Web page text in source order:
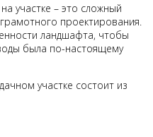
участке – это сложный
проектирования.
ландшафта, чтобы
была по-настоящему
участке состоит из